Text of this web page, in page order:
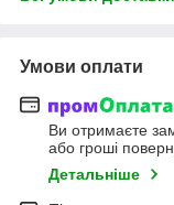
Умови оплати
Ви отримаєте
або гроші
Детальніше